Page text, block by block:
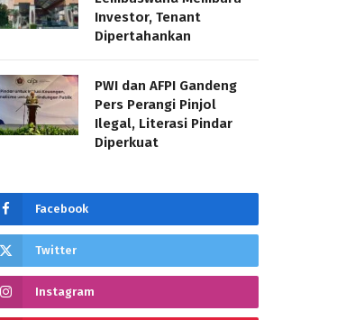
Investor, Tenant
Dipertahankan
PWI dan AFPI Gandeng
Pers Perangi Pinjol
Ilegal, Literasi Pindar
Diperkuat
Facebook
Twitter
Instagram